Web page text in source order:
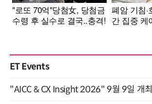
ET Events
"AICC & CX Insight 2026" 9월 9일 개최